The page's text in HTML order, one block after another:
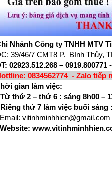
Nhánh Công ty TNHH MTV
39/46/7 CMT8 P. Bình Thủy,
02923.512.268 – 0919.800771
0834562774 - Zalo tiếp
gian làm việc:
thứ 2 – thứ 6 : sáng 8h00 –
thứ 7 làm việc buổi sáng
Email: vitinhminhhien@gmail.com
Website: